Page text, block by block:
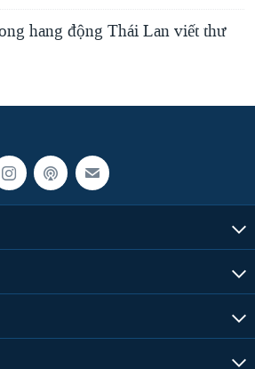
hang động Thái Lan viết thư